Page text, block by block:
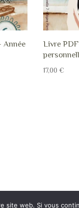
Année
Livre
17,00€
site web. Si vous